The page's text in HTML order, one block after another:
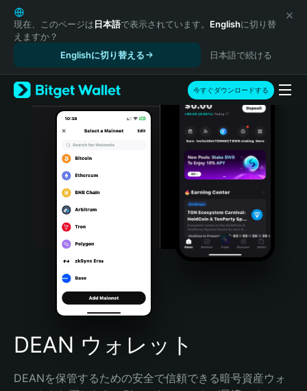
English
日本語
Tiếng Việt
Español (Latinoamérica)
Türkçe
Italiano
Português (Portugal)
Bahasa Indonesia
Português (Brasil)
Español (Argentina)
現在、このページは日本語で表示されています。 Englishに切り替
えますか？
Englishに切り替える
日本語で続ける
今すぐダウンロードする
DEAN ウォレット
DEANを保管するための安全で信頼できる暗号資産ウォ